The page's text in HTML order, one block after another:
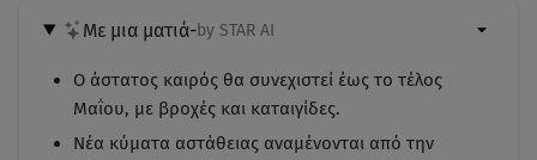
Με μια ματιά-by STAR AI
Ο άστατος καιρός θα συνεχιστεί έως το τέλος
Μαΐου, με βροχές και καταιγίδες.
Νέα κύματα αστάθειας αναμένονται από την